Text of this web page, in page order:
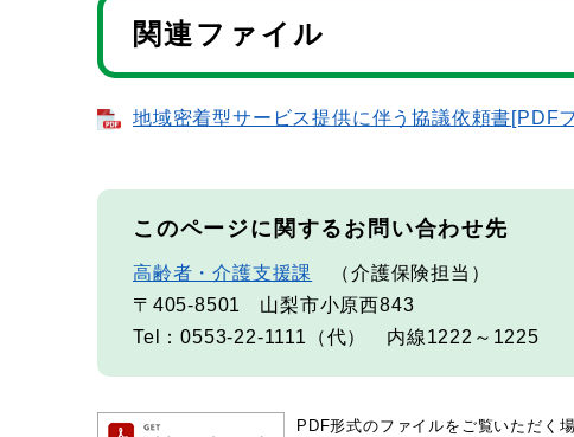
関連ファイル
地域密着型サービス提供に伴う協議依頼書[PDF
このページに関するお問い合わせ先
高齢者・介護支援課
介護保険担当
〒405-8501
山梨市小原西843
Tel：0553-22-1111（代） 内線1222～1225
PDF形式のファイルをご覧いただく